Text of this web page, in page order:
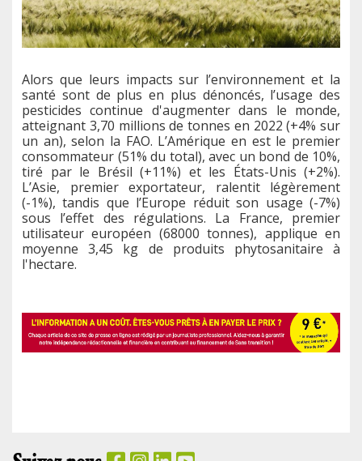
Alors que leurs impacts sur l’environnement et la
santé sont de plus en plus dénoncés, l’usage des
pesticides continue d'augmenter dans le monde,
atteignant 3,70 millions de tonnes en 2022 (+4% sur
un an), selon la FAO. L’Amérique en est le premier
consommateur (51% du total), avec un bond de 10%,
tiré par le Brésil (+11%) et les États-Unis (+2%).
L’Asie, premier exportateur, ralentit légèrement
(-1%), tandis que l’Europe réduit son usage (-7%)
sous l’effet des régulations. La France, premier
utilisateur européen (68000 tonnes), applique en
moyenne 3,45 kg de produits phytosanitaire à
l'hectare.